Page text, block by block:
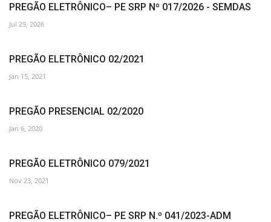
PREGÃO ELETRÔNICO– PE SRP Nº 017/2026 - SEMDAS
Jul 29, 2026
PREGÃO ELETRÔNICO 02/2021
Jan 15, 2021
PREGÃO PRESENCIAL 02/2020
Jan 6, 2020
PREGÃO ELETRÔNICO 079/2021
Nov 23, 2021
PREGÃO ELETRÔNICO– PE SRP N.º 041/2023-ADM